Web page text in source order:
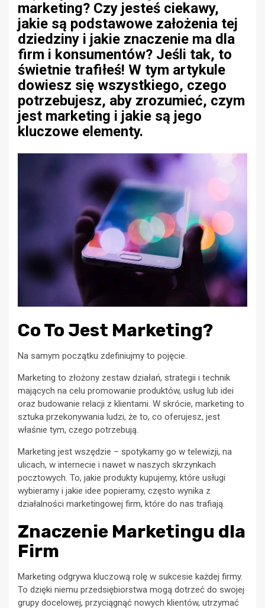
marketing? Czy jesteś ciekawy,
jakie są podstawowe założenia tej
dziedziny i jakie znaczenie ma dla
firm i konsumentów? Jeśli tak, to
świetnie trafiłeś! W tym artykule
dowiesz się wszystkiego, czego
potrzebujesz, aby zrozumieć, czym
jest marketing i jakie są jego
kluczowe elementy.
Co To Jest Marketing?
Na samym początku zdefiniujmy to pojęcie.
Marketing to złożony zestaw działań, strategii i technik
mających na celu promowanie produktów, usług lub idei
oraz budowanie relacji z klientami. W skrócie, marketing to
sztuka przekonywania ludzi, że to, co oferujesz, jest
właśnie tym, czego potrzebują.
Marketing jest wszędzie – spotykamy go w telewizji, na
ulicach, w internecie i nawet w naszych skrzynkach
pocztowych. To, jakie produkty kupujemy, które usługi
wybieramy i jakie idee popieramy, często wynika z
działalności marketingowej firm, które do nas trafiają.
Znaczenie Marketingu dla
Firm
Marketing odgrywa kluczową rolę w sukcesie każdej firmy.
To dzięki niemu przedsiębiorstwa mogą dotrzeć do swojej
grupy docelowej, przyciągnąć nowych klientów, utrzymać